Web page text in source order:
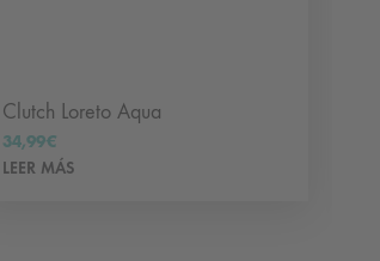
Clutch Loreto Aqua
34,99€
LEER MÁS